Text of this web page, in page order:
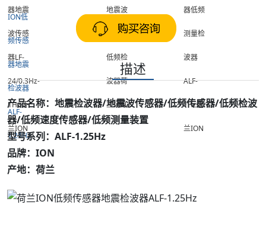
描述
产品名称：地震检波器/地震波传感器/低频传感器/低频检波
器/低频速度传感器/低频测量装置
型号系列：ALF-1.25Hz
品牌：ION
产地：荷兰